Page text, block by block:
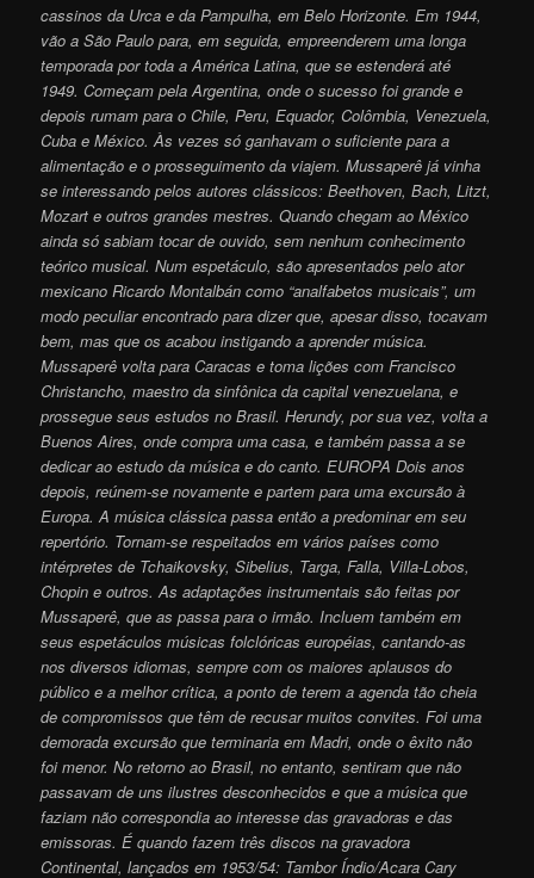
cassinos da Urca e da Pampulha, em Belo Horizonte. Em 1944,
vão a São Paulo para, em seguida, empreenderem uma longa
temporada por toda a América Latina, que se estenderá até
1949. Começam pela Argentina, onde o sucesso foi grande e
depois rumam para o Chile, Peru, Equador, Colômbia, Venezuela,
Cuba e México. Às vezes só ganhavam o suficiente para a
alimentação e o prosseguimento da viajem. Mussaperê já vinha
se interessando pelos autores clássicos: Beethoven, Bach, Litzt,
Mozart e outros grandes mestres. Quando chegam ao México
ainda só sabiam tocar de ouvido, sem nenhum conhecimento
teórico musical. Num espetáculo, são apresentados pelo ator
mexicano Ricardo Montalbán como “analfabetos musicais”, um
modo peculiar encontrado para dizer que, apesar disso, tocavam
bem, mas que os acabou instigando a aprender música.
Mussaperê volta para Caracas e toma lições com Francisco
Christancho, maestro da sinfônica da capital venezuelana, e
prossegue seus estudos no Brasil. Herundy, por sua vez, volta a
Buenos Aires, onde compra uma casa, e também passa a se
dedicar ao estudo da música e do canto. EUROPA Dois anos
depois, reúnem-se novamente e partem para uma excursão à
Europa. A música clássica passa então a predominar em seu
repertório. Tornam-se respeitados em vários países como
intérpretes de Tchaikovsky, Sibelius, Targa, Falla, Villa-Lobos,
Chopin e outros. As adaptações instrumentais são feitas por
Mussaperê, que as passa para o irmão. Incluem também em
seus espetáculos músicas folclóricas européias, cantando-as
nos diversos idiomas, sempre com os maiores aplausos do
público e a melhor crítica, a ponto de terem a agenda tão cheia
de compromissos que têm de recusar muitos convites. Foi uma
demorada excursão que terminaria em Madri, onde o êxito não
foi menor. No retorno ao Brasil, no entanto, sentiram que não
passavam de uns ilustres desconhecidos e que a música que
faziam não correspondia ao interesse das gravadoras e das
emissoras. É quando fazem três discos na gravadora
Continental, lançados em 1953/54: Tambor Índio/Acara Cary